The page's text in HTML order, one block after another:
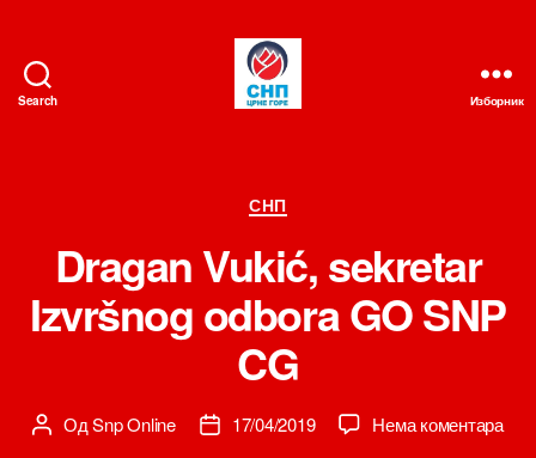
Search Изборник
Категорије
СНП
Dragan Vukić, sekretar
Izvršnog odbora GO SNP
CG
Аутор
ОдSnp Online
Датум17/04/2019 Нема коментарана